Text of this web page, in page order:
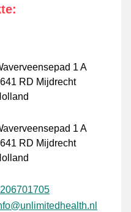
:
1 A
RD Mijdrecht
1 A
RD Mijdrecht